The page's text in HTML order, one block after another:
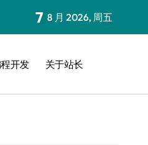
7 8 月 2026, 周五
开发 关于站长